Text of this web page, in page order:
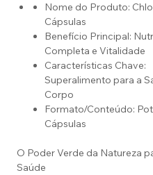
Nome do Produto:
Cápsulas
Benefício Principal:
Completa e Vitalidade
Características Chave:
Superalimento para a
Corpo
Formato/Conteúdo:
Cápsulas
O Poder Verde da Natureza
Saúde